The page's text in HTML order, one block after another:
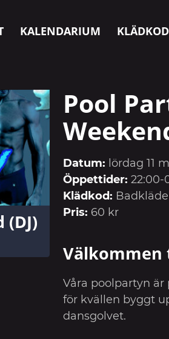
KALENDARIUM KLÄDKOD
Pool
Datum: lördag 11
Öppettider: 22:00-
Klädkod:
Pris: 60 kr
Våra poolpartyn
för kvällen byggt
dansgolvet.